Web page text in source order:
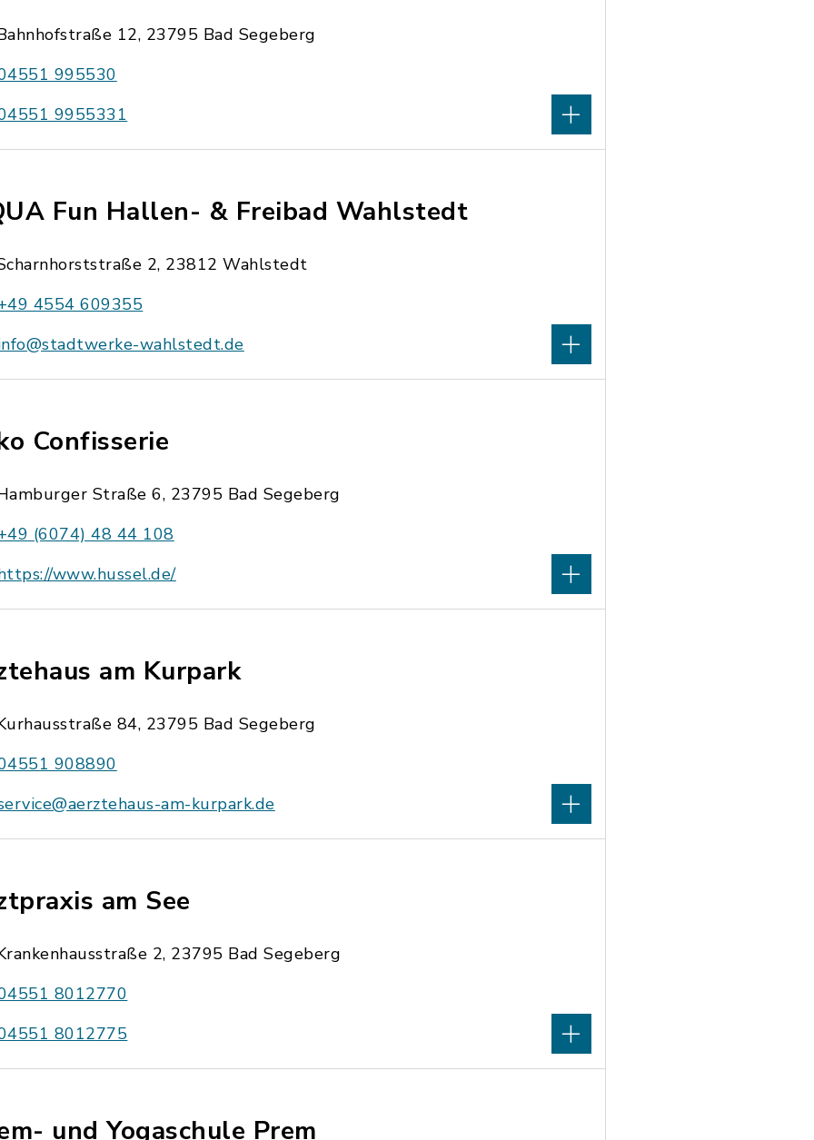
12, 23795 Bad Segeberg
995530
9955331
Fun Hallen- & Freibad Wahlstedt
2, 23812 Wahlstedt
4554 609355
wahlstedt.de
Confisserie
Straße 6, 23795 Bad Segeberg
(6074) 48 44 108
www.hussel.de/
am Kurpark
84, 23795 Bad Segeberg
908890
am-kurpark.de
am See
2, 23795 Bad Segeberg
8012770
8012775
und Yogaschule Prem